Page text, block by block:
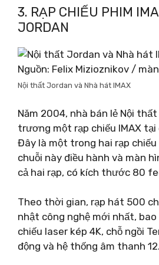
3. RẠP CHIẾU PHIM
JORDAN
Nguồn: Felix Mizioznikov /
Nội thất Jordan và Nhà hát IMAX
Năm 2004, nhà bán lẻ Nội
trương một rạp chiếu IMAX tại
Đây là một trong hai rạp chiếu
chuỗi này điều hành và màn
cả hai rạp, có kích thước 80
Theo thời gian, rạp hát 500
nhật công nghệ mới nhất,
chiếu laser kép 4K, chỗ ngồi
động và hệ thống âm thanh